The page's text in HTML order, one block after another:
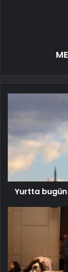
Yurtta